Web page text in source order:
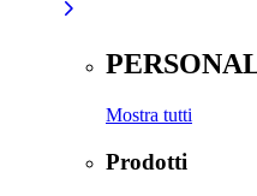
Mostra tutti
Prodotti